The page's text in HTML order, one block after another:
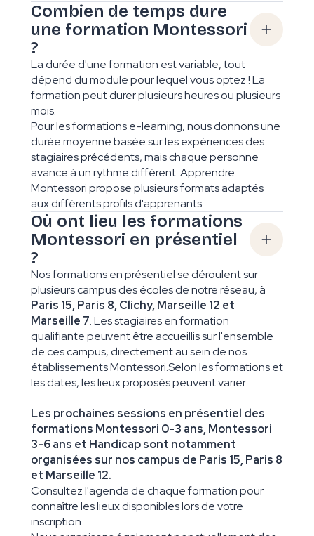
Combien de temps dure
une formation Montessori
?
La durée d'une formation est variable, tout
dépend du module pour lequel vous optez ! La
formation peut durer plusieurs heures ou plusieurs
mois.
Pour les formations e-learning, nous donnons une
durée moyenne basée sur les expériences des
stagiaires précédents, mais chaque personne
avance à un rythme différent. Apprendre
Montessori propose plusieurs formats adaptés
aux différents profils d'apprenants.
Où ont lieu les formations
Montessori en présentiel
?
Nos formations en présentiel se déroulent sur
plusieurs campus des écoles de notre réseau, à
Paris 15, Paris 8, Clichy, Marseille 12 et
Marseille 7. Les stagiaires en formation
qualifiante peuvent être accueillis sur l'ensemble
de ces campus, directement au sein de nos
établissements Montessori.Selon les formations et
les dates, les lieux proposés peuvent varier.
Les prochaines sessions en présentiel des
formations Montessori 0-3 ans, Montessori
3-6 ans et Handicap sont notamment
organisées sur nos campus de Paris 15, Paris 8
et Marseille 12.
Consultez l'agenda de chaque formation pour
connaître les lieux disponibles lors de votre
inscription.